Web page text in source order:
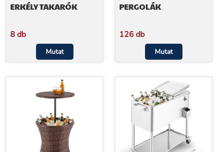
ERKÉLY TAKARÓK
8 db
Mutat
PERGOLÁK
126 db
Mutat